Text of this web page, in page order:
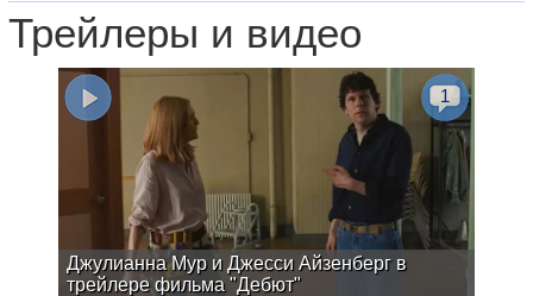
Трейлеры и видео
Джулианна Мур и Джесси Айзенберг в
трейлере фильма "Дебют"
1